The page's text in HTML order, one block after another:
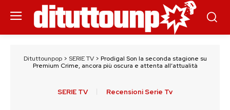
Dituttounpop> SERIE TV> Prodigal Son la seconda stagione su
Premium Crime, ancora più oscura e attenta all’attualità
SERIE TV Recensioni Serie Tv